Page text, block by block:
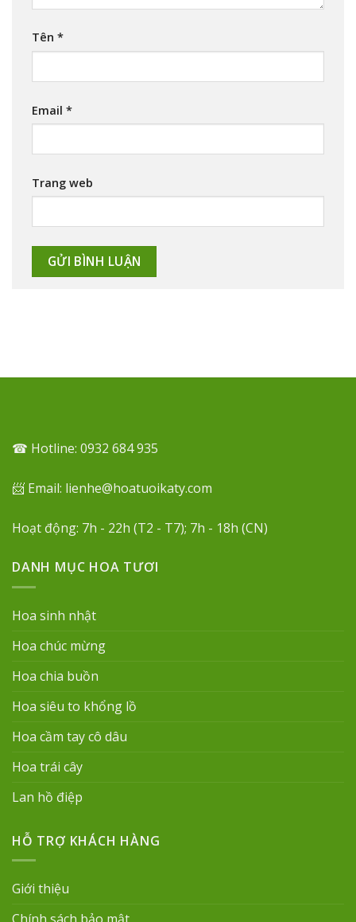
Tên *
Email *
Trang web
☎ Hotline: 0932 684 935
📨 Email: lienhe@hoatuoikaty.com
Hoạt động: 7h - 22h (T2 - T7); 7h - 18h (CN)
DANH MỤC HOA TƯƠI
Hoa sinh nhật
Hoa chúc mừng
Hoa chia buồn
Hoa siêu to khổng lồ
Hoa cầm tay cô dâu
Hoa trái cây
Lan hồ điệp
HỖ TRỢ KHÁCH HÀNG
Giới thiệu